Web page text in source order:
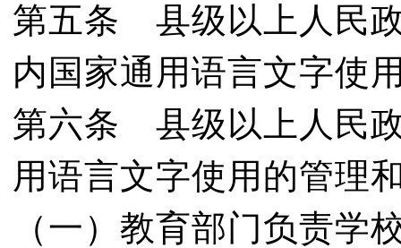
第五条 县级以上人民
内国家通用语言文字使
第六条 县级以上人民
用语言文字使用的管理
（一）教育部门负责学